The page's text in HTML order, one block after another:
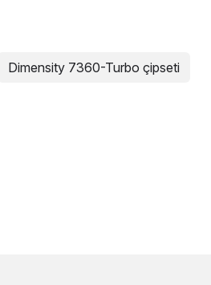
Dimensity 7360-Turbo çipseti